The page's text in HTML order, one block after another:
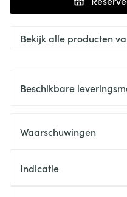
Bekijk alle producten
Beschikbare
Waarschuwingen
Indicatie